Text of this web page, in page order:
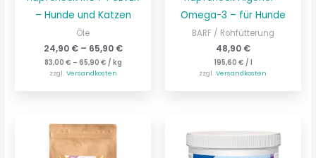
– Hunde und Katzen
Öle
24,90 €– 65,90 €
83,00 € – 65,90 € / kg
zzgl. Versandkosten
Omega-3 – für Hunde
BARF / Rohfütterung
48,90 €
195,60 € /
zzgl.Versandkosten